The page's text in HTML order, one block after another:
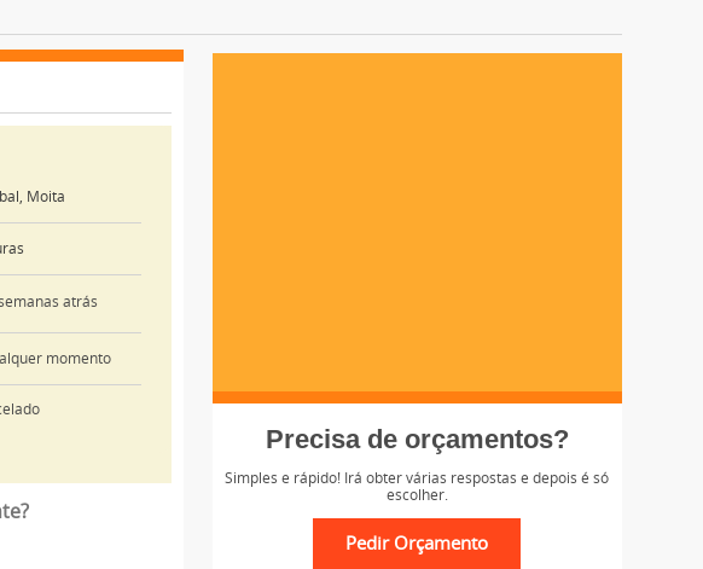
Moita
atrás
momento
Precisa de orçamentos?
Simples e rápido! Irá obter várias respostas e depois é só
escolher.